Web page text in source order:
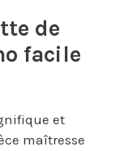
de
facile
et
maîtresse